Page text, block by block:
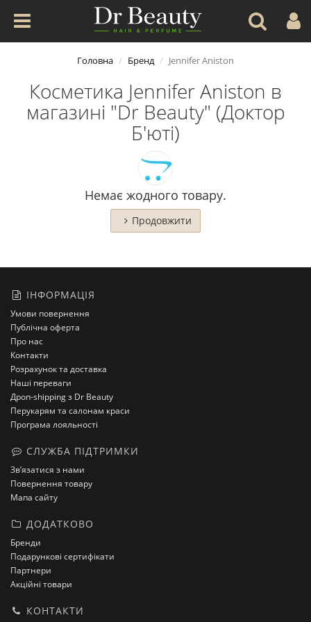
Головна Бренд Jennifer Aniston
Косметика Jennifer Aniston в
магазині "Dr Beauty" (Доктор
Б'юті)
Немає жодного товару.
Продовжити
ІНФОРМАЦІЯ
Умови повернення
Публічна оферта
Про нас
Контакти
Розрахунок та доставка
Наші переваги
Дроп-shipping з Dr Beauty
Перукарям та салонам краси
Програма лояльності
СЛУЖБА ПІДТРИМКИ
Зв’язатися з нами
Повернення товару
Мапа сайту
ДОДАТКОВО
Бренди
Подарункові сертифікати
Партнери
Акційні товари
КОНТАКТИ